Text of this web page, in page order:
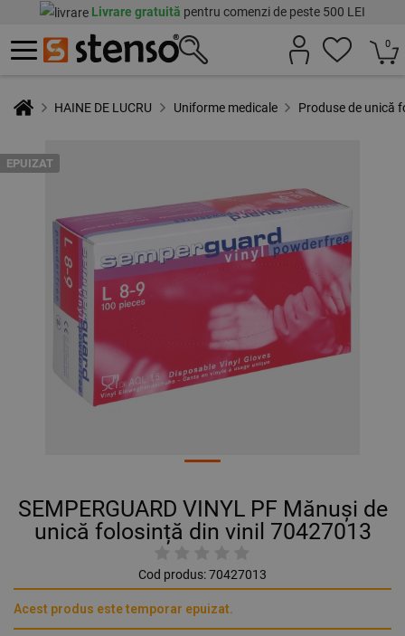
Livrare gratuită pentru comenzi de peste 500 LEI
0
HAINE DE LUCRU Uniforme medicale Produse de unică
EPUIZAT
SEMPERGUARD VINYL PF Mănuși de
unică folosință din vinil 70427013
Cod produs:70427013
Acest produs este temporar epuizat.